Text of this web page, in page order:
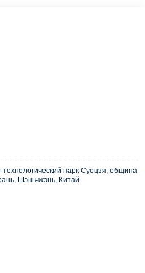
парк Суоцзя, община
Шэньчжэнь, Китай